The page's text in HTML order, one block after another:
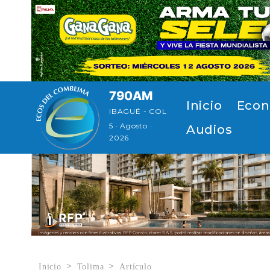
Pasar al contenido principal
790AM
IBAGUÉ - COL
5 · Agosto ·
2026
Navegación
Inicio
Audios
Inicio Tolima Artículo